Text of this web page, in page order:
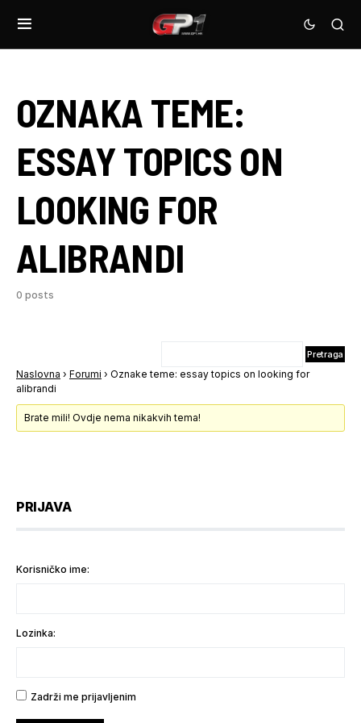
OZNAKA TEME:
ESSAY TOPICS ON
LOOKING FOR
ALIBRANDI
0 posts
Naslovna › Forumi › Oznake teme: essay topics on looking for
alibrandi
Brate mili! Ovdje nema nikakvih tema!
PRIJAVA
Korisničko ime:
Lozinka:
Zadrži me prijavljenim